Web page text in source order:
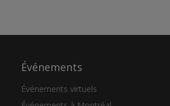
Événements
Événements virtuels